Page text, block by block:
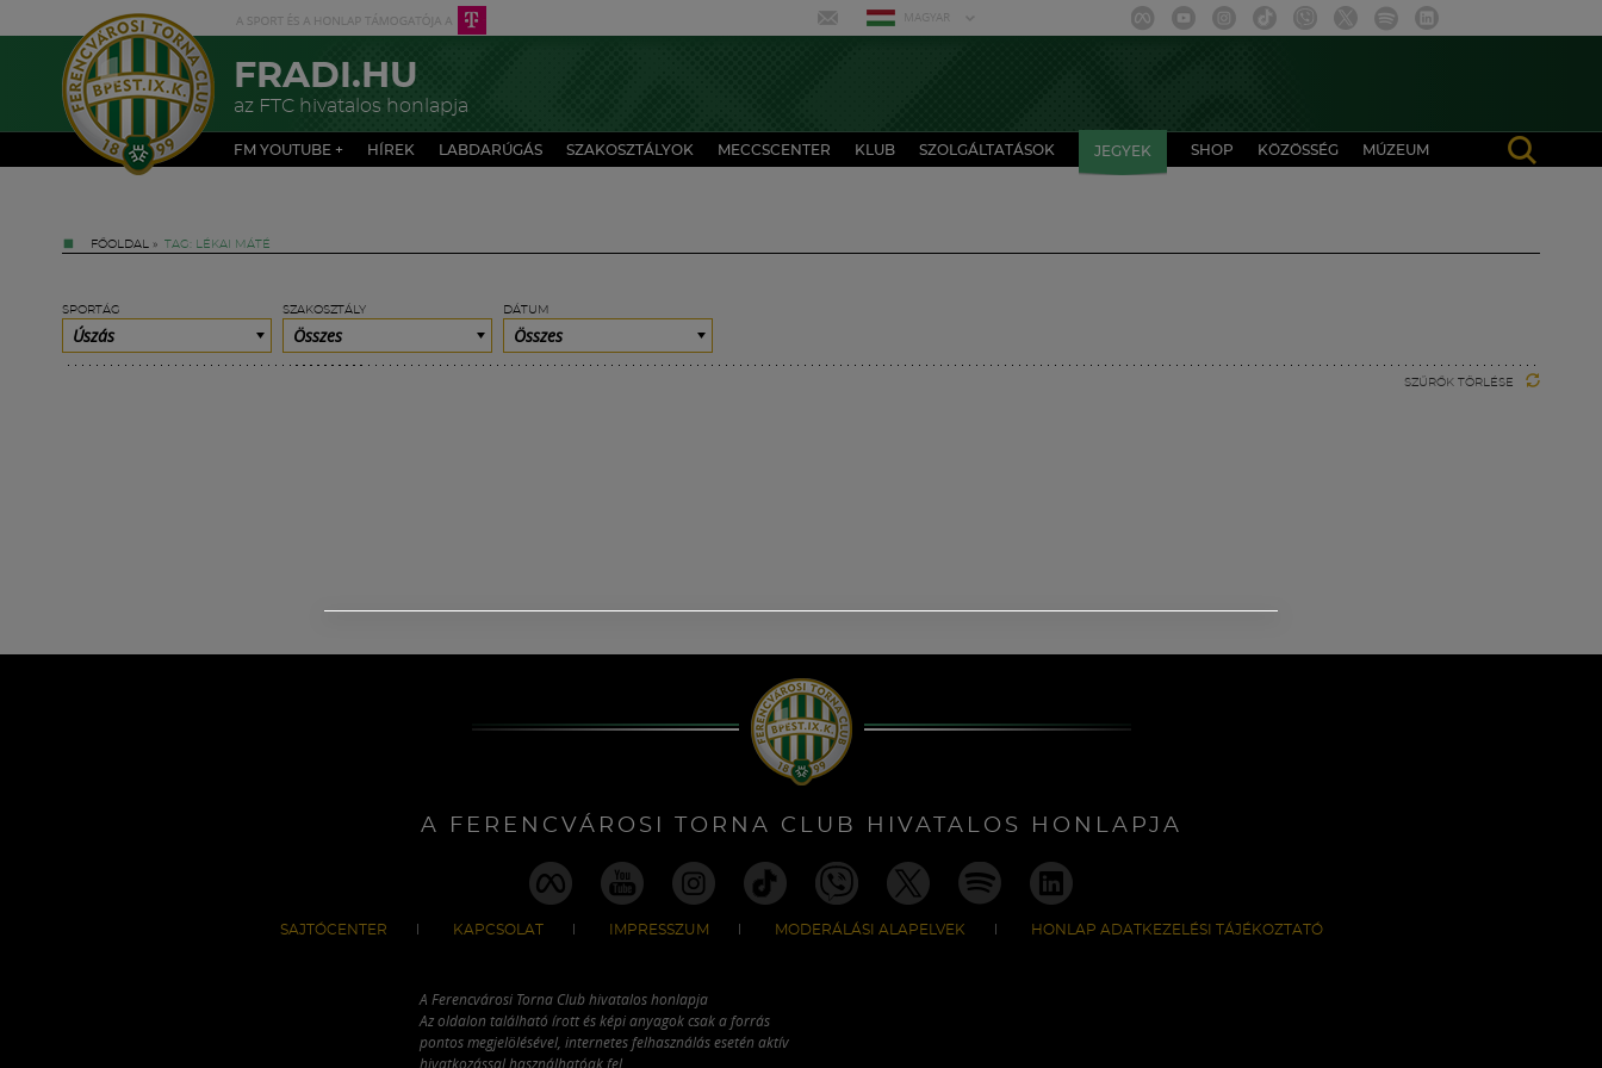
MAGYAR
FRADI.HU
az FTC hivatalos honlapja
FM YOUTUBE + HÍREK LABDARÚGÁS SZAKOSZTÁLYOK MECCSCENTER KLUB SZOLGÁLTATÁSOK JEGYEK SHOP KÖZÖSSÉG MÚZEUM
FŐOLDAL » TAG: LÉKAI MÁTÉ
SPORTÁG
Úszás
SZAKOSZTÁLY
Összes
DÁTUM
Összes
SZŰRŐK TÖRLÉSE
A FERENCVÁROSI TORNA CLUB HIVATALOS HONLAPJA
SAJTÓCENTER KAPCSOLAT IMPRESSZUM MODERÁLÁSI ALAPELVEK HONLAP ADATKEZELÉSI TÁJÉKOZTATÓ
A Ferencvárosi Torna Club hivatalos honlapja
Az oldalon található írott és képi anyagok csak a forrás
pontos megjelölésével, internetes felhasználás esetén aktív
hivatkozással használhatóak fel.